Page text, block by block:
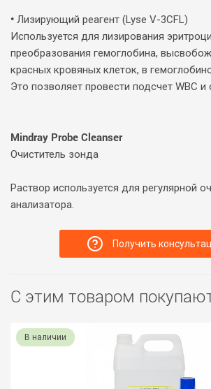
• Лизирующий реагент (Lyse V-3CFL)
Используется для лизирования
преобразования гемоглобина,
красных кровяных клеток, в
Это позволяет провести подсчет WBC и
Mindray Probe Cleanser
Очиститель зонда
Раствор используется для регулярной
анализатора.
Получить
С этим товаром
В наличии